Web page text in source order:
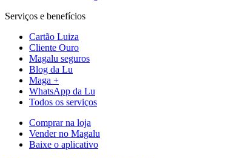
Serviços e benefícios
Cartão Luiza
Cliente Ouro
Magalu seguros
Blog da Lu
Maga +
WhatsApp da Lu
Todos os serviços
Comprar na loja
Vender no Magalu
Baixe o aplicativo